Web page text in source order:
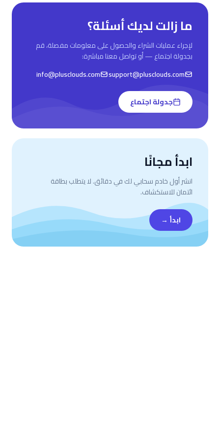
ما زالت لديك أسئلة؟
لإجراء عمليات الشراء والحصول على معلومات مفصلة، قم
بجدولة اجتماع — أو تواصل معنا مباشرة:
support@plusclouds.com
info@plusclouds.com
جدولة اجتماع
ابدأ مجانًا
انشر أول خادم سحابي لك في دقائق. لا يتطلب بطاقة
ائتمان للاستكشاف.
ابدأ →